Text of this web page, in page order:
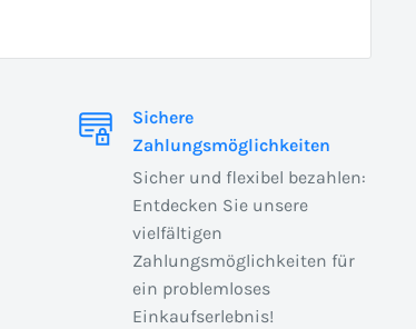
Sichere
Zahlungsmöglichkeiten
Sicher und flexibel bezahlen:
Entdecken Sie unsere
vielfältigen
Zahlungsmöglichkeiten für
ein problemloses
Einkaufserlebnis!